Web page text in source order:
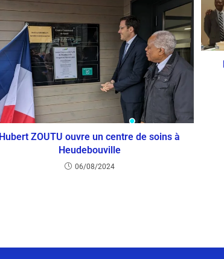
Hubert ZOUTU ouvre un centre de soins à
Heudebouville
06/08/2024